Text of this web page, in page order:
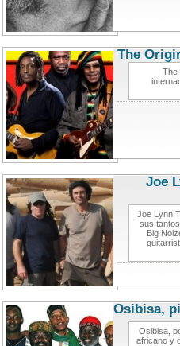
The
The
Joe
Joe Lynn
sus
Big
Osibisa,
Osibisa,
africano y